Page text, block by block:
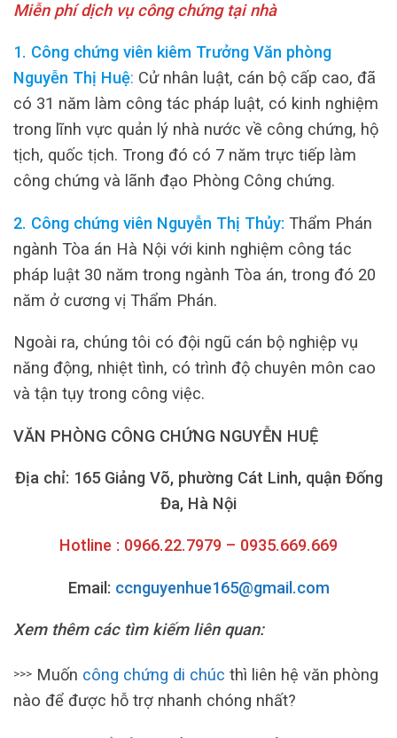
Miễn phí dịch vụ công chứng tại nhà
1. Công chứng viên kiêm Trưởng Văn phòng
Nguyễn Thị Huệ: Cử nhân luật, cán bộ cấp cao, đã
có 31 năm làm công tác pháp luật, có kinh nghiệm
trong lĩnh vực quản lý nhà nước về công chứng, hộ
tịch, quốc tịch. Trong đó có 7 năm trực tiếp làm
công chứng và lãnh đạo Phòng Công chứng.
2. Công chứng viên Nguyễn Thị Thủy: Thẩm Phán
ngành Tòa án Hà Nội với kinh nghiệm công tác
pháp luật 30 năm trong ngành Tòa án, trong đó 20
năm ở cương vị Thẩm Phán.
Ngoài ra, chúng tôi có đội ngũ cán bộ nghiệp vụ
năng động, nhiệt tình, có trình độ chuyên môn cao
và tận tụy trong công việc.
VĂN PHÒNG CÔNG CHỨNG NGUYỄN HUỆ
Địa chỉ: 165 Giảng Võ, phường Cát Linh, quận Đống
Đa, Hà Nội
Hotline : 0966.22.7979 – 0935.669.669
Email: ccnguyenhue165@gmail.com
Xem thêm các tìm kiếm liên quan:
>>> Muốn công chứng di chúc thì liên hệ văn phòng
nào để được hỗ trợ nhanh chóng nhất?